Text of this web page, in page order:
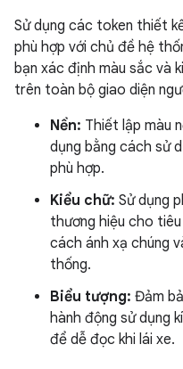
Sử dụng các token thiết
phù hợp với chủ đề hệ
bạn xác định màu sắc và
trên toàn bộ giao diện
Nền: Thiết lập màu
dụng bằng cách sử
phù hợp.
Kiểu chữ: Sử dụng
thương hiệu cho
cách ánh xạ chúng
thống.
Biểu tượng: Đảm
hành động sử dụng
để dễ đọc khi lái xe.